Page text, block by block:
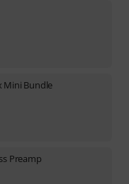
Mini Bundle
Preamp